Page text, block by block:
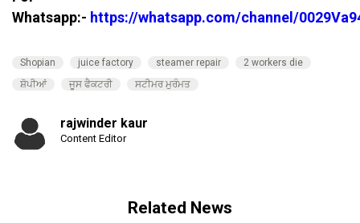
Whatsapp:- https://whatsapp.com/channel/
Shopian juice factory steamer repair
2 workers die
ਸ਼ੋਪੀਆਂ
ਜੂਸ ਫੈਕਟਰੀ ਸਟੀਮਰ ਮੁਰੰਮਤ
rajwinder kaur
Content Editor
Related News